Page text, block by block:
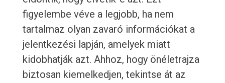
figyelembe véve a legjobb, ha nem
tartalmaz olyan zavaró információkat a
jelentkezési lapján, amelyek miatt
kidobhatják azt. Ahhoz, hogy önéletrajza
biztosan kiemelkedjen, tekintse át az